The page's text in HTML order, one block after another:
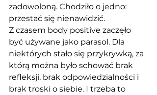
zadowoloną. Chodziło o jedno:
przestać się nienawidzić.
Z czasem body positive zaczęło
być używane jako parasol. Dla
niektórych stało się przykrywką, za
którą można było schować brak
refleksji, brak odpowiedzialności i
brak troski o siebie. I trzeba to